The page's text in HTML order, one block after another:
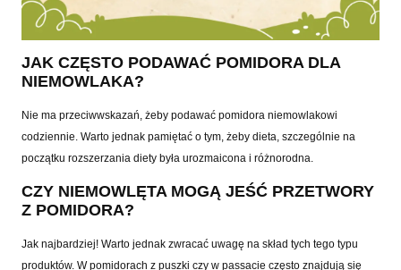
JAK CZĘSTO PODAWAĆ POMIDORA DLA
NIEMOWLAKA?
Nie ma przeciwwskazań, żeby podawać pomidora niemowlakowi
codziennie. Warto jednak pamiętać o tym, żeby dieta, szczególnie na
początku rozszerzania diety była urozmaicona i różnorodna.
CZY NIEMOWLĘTA MOGĄ JEŚĆ PRZETWORY
Z POMIDORA?
Jak najbardziej! Warto jednak zwracać uwagę na skład tych tego typu
produktów. W pomidorach z puszki czy w passacie często znajdują się